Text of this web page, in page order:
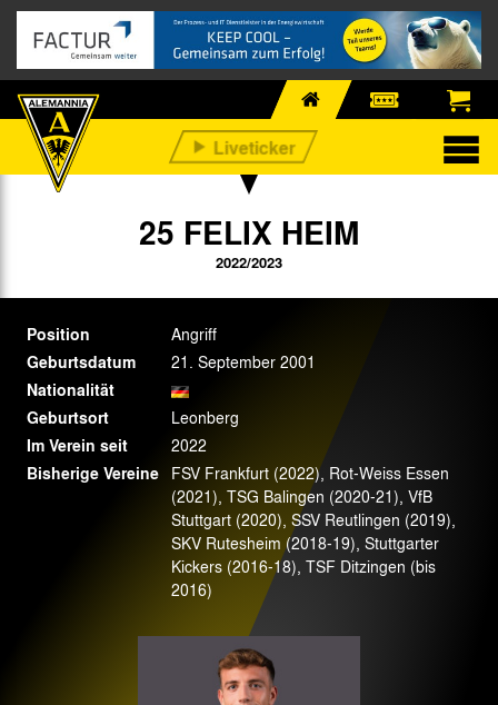
25 FELIX HEIM
2022/2023
Position Angriff
Geburtsdatum 21. September 2001
Nationalität
Geburtsort
Leonberg
Im Verein seit 2022
Bisherige Vereine FSV Frankfurt (2022), Rot-Weiss Essen
(2021), TSG Balingen (2020-21), VfB
Stuttgart (2020), SSV Reutlingen (2019),
SKV Rutesheim (2018-19), Stuttgarter
Kickers (2016-18), TSF Ditzingen (bis
2016)